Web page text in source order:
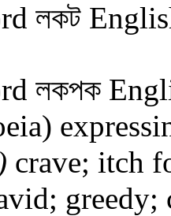
লকট
লকপক
crave; itch
greedy;